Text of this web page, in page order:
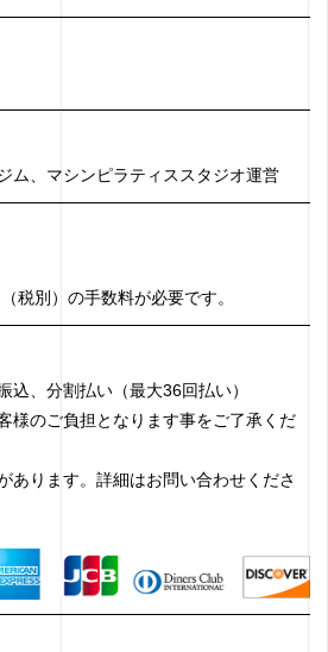
ム、マシンピラティススタジオ運営
税別）の手数料が必要です。
込、分割払い（最大36回払い）
様のご負担となります事をご了承くだ
あります。詳細はお問い合わせくださ